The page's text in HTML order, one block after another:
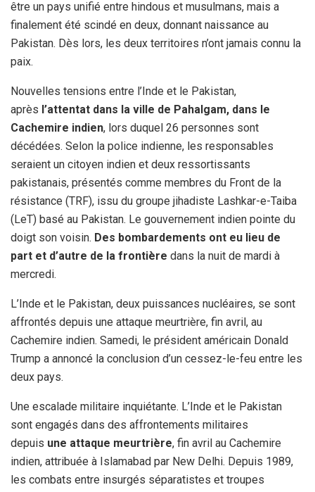
être un pays unifié entre hindous et musulmans, mais a
finalement été scindé en deux, donnant naissance au
Pakistan. Dès lors, les deux territoires n’ont jamais connu la
paix.
Nouvelles tensions entre l’Inde et le Pakistan,
après l’attentat dans la ville de Pahalgam, dans le
Cachemire indien, lors duquel 26 personnes sont
décédées. Selon la police indienne, les responsables
seraient un citoyen indien et deux ressortissants
pakistanais, présentés comme membres du Front de la
résistance (TRF), issu du groupe jihadiste Lashkar-e-Taiba
(LeT) basé au Pakistan. Le gouvernement indien pointe du
doigt son voisin. Des bombardements ont eu lieu de
part et d’autre de la frontière dans la nuit de mardi à
mercredi.
L’Inde et le Pakistan, deux puissances nucléaires, se sont
affrontés depuis une attaque meurtrière, fin avril, au
Cachemire indien. Samedi, le président américain Donald
Trump a annoncé la conclusion d’un cessez-le-feu entre les
deux pays.
Une escalade militaire inquiétante. L’Inde et le Pakistan
sont engagés dans des affrontements militaires
depuis une attaque meurtrière, fin avril au Cachemire
indien, attribuée à Islamabad par New Delhi. Depuis 1989,
les combats entre insurgés séparatistes et troupes